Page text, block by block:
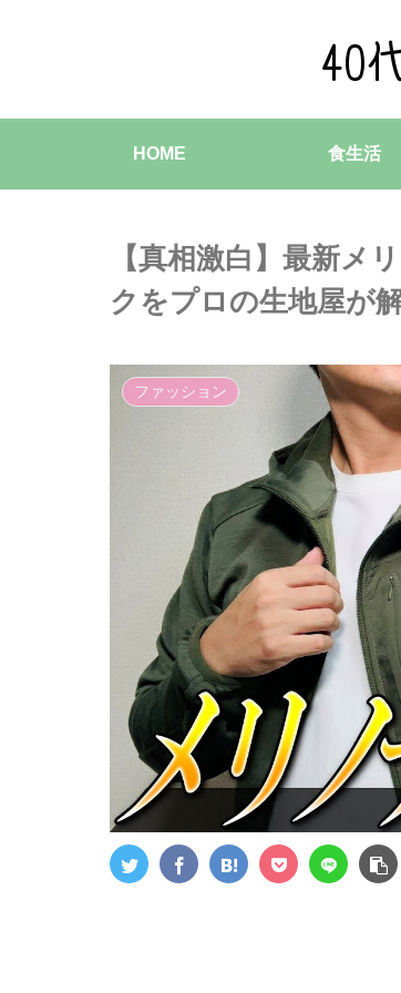
HOME 食生活
【真相激白】最新メ
クをプロの生地屋が
ファッション